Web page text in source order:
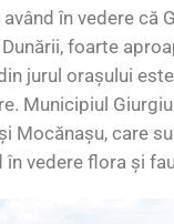
în vedere că
foarte
jurul oraşului
Municipiul
Mocănaşu, care
în vedere flora şi